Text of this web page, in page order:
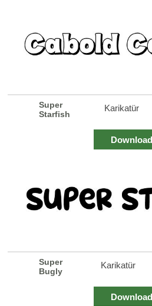
Super
Starfish
Karikatür
Download
Super
Bugly
Karikatür
Download